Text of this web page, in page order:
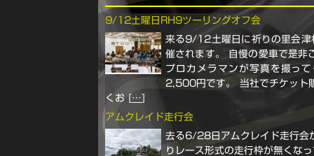
9/12土曜日RH9ツーリングオフ会
来る9/12土曜日に祈りの里会津
催されます。 自慢の愛車で是非
プロカメラマンが写真を撮っ
2,500円です。 当社でチケット
くお [ …
アムクレイド走行会
去る6/28日アムクレイド走行会
りレース形式の走行枠が無くな